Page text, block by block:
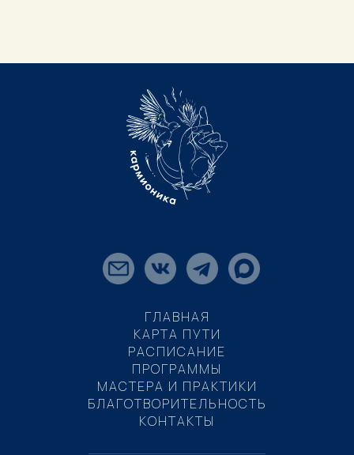
ГЛАВНАЯ
КАРТА ПУТИ
РАСПИСАНИЕ
ПРОГРАММЫ
МАСТЕРА И ПРАКТИКИ
БЛАГОТВОРИТЕЛЬНОСТЬ
КОНТАКТЫ